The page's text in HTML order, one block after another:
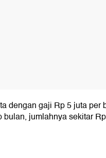
dengan gaji Rp 5 juta per
jumlahnya sekitar